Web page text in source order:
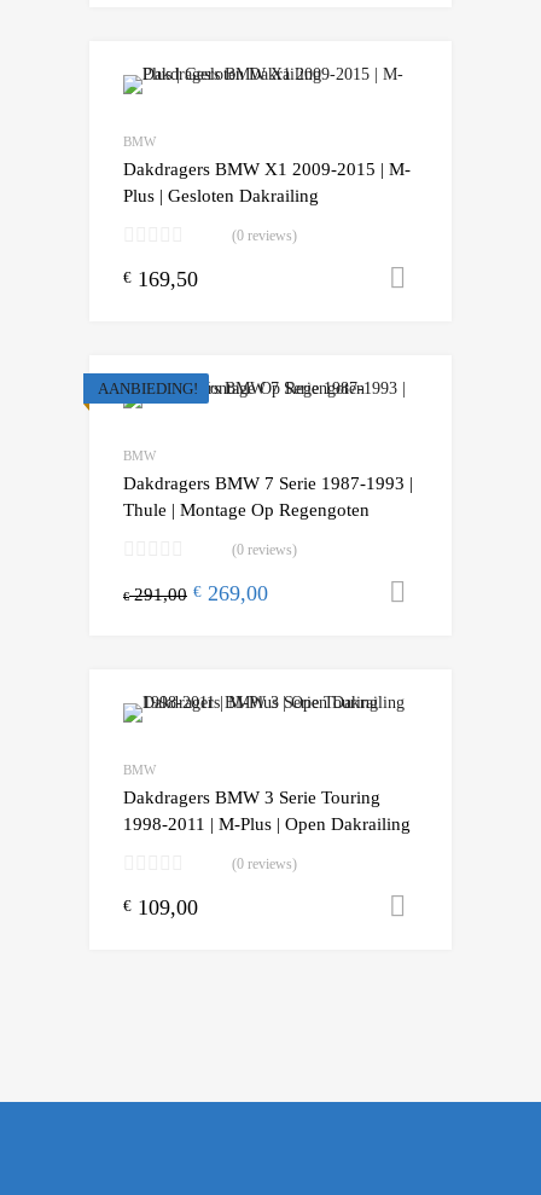
BMW
Dakdragers BMW X1 2009-2015 | M-
Plus | Gesloten Dakrailing
(0 reviews)
€ 169,50
AANBIEDING!
BMW
Dakdragers BMW 7 Serie 1987-1993 |
Thule | Montage Op Regengoten
(0 reviews)
€291,00 € 269,00
BMW
Dakdragers BMW 3 Serie Touring
1998-2011 | M-Plus | Open Dakrailing
(0 reviews)
€ 109,00